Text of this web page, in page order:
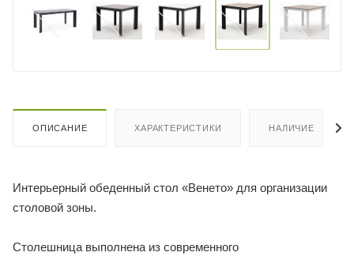
ОПИСАНИЕ ХАРАКТЕРИСТИКИ НАЛИЧИЕ
Интерьерный обеденный стол «Венето» для организации
столовой зоны.
Столешница выполнена из современного